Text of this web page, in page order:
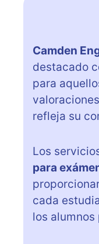
Camden
destacado
para
refleja su
Los
para
cada
los